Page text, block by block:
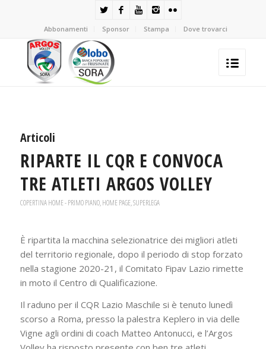
Abbonamenti Sponsor Stampa Dove trovarci
Articoli
RIPARTE IL CQR E CONVOCA
TRE ATLETI ARGOS VOLLEY
COPERTINA HOME - PRIMO PIANO,HOME PAGE,SUPERLEGA
È ripartita la macchina selezionatrice dei migliori atleti
del territorio regionale, dopo il periodo di stop forzato
nella stagione 2020-21, il Comitato Fipav Lazio rimette
in moto il Centro di Qualificazione.
Il raduno per il CQR Lazio Maschile si è tenuto lunedì
scorso a Roma, presso la palestra Keplero in via delle
Vigne agli ordini di coach Matteo Antonucci, e l’Argos